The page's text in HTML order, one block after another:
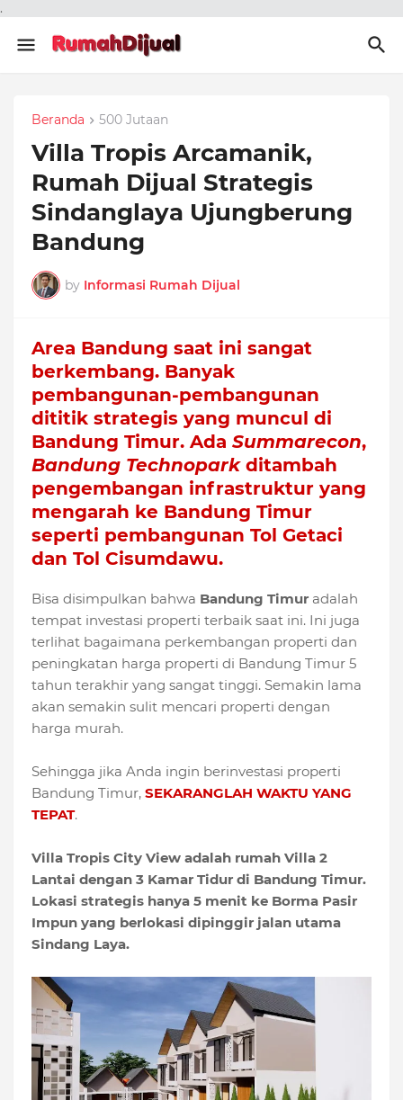
.
Beranda 500 Jutaan
Villa Tropis Arcamanik,
Rumah Dijual Strategis
Sindanglaya Ujungberung
Bandung
by Informasi Rumah Dijual
Area Bandung saat ini sangat
berkembang. Banyak
pembangunan-pembangunan
dititik strategis yang muncul di
Bandung Timur. Ada Summarecon,
Bandung Technoparkditambah
pengembangan infrastruktur yang
mengarah ke Bandung Timur
seperti pembangunan Tol Getaci
dan Tol Cisumdawu.
Bisa disimpulkan bahwa Bandung Timur adalah
tempat investasi properti terbaik saat ini. Ini juga
terlihat bagaimana perkembangan properti dan
peningkatan harga properti di Bandung Timur 5
tahun terakhir yang sangat tinggi. Semakin lama
akan semakin sulit mencari properti dengan
harga murah.
Sehingga jika Anda ingin berinvestasi properti
Bandung Timur, SEKARANGLAH WAKTU YANG
TEPAT.
Villa Tropis City View adalah rumah Villa 2
Lantai dengan 3 Kamar Tidur di Bandung Timur.
Lokasi strategis hanya 5 menit ke Borma Pasir
Impun yang berlokasi dipinggir jalan utama
Sindang Laya.